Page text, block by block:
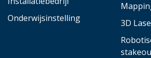
Onderwijsinstelling
3D